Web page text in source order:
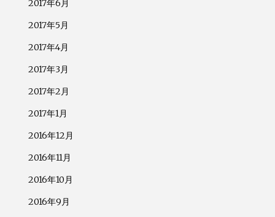
2017年6月
2017年5月
2017年4月
2017年3月
2017年2月
2017年1月
2016年12月
2016年11月
2016年10月
2016年9月